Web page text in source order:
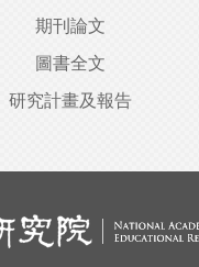
期刊論文
圖書全文
研究計畫及報告